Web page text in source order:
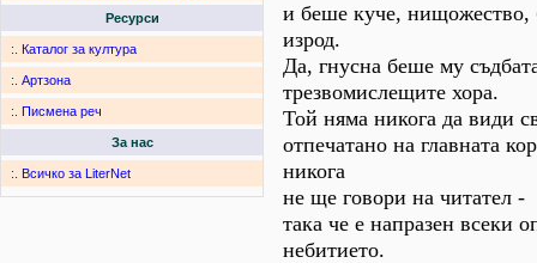
Ресурси
:. Каталог за култура
:. Артзона
:. Писмена реч
За нас
:. Всичко за LiterNet
и беше куче, нищожество,
изрод.
Да, гнусна беше му
трезвомислещите хора.
Той няма никога да види
отпечатано на главната
никога
не ще говори на читател -
така че е напразен всеки
небитието.